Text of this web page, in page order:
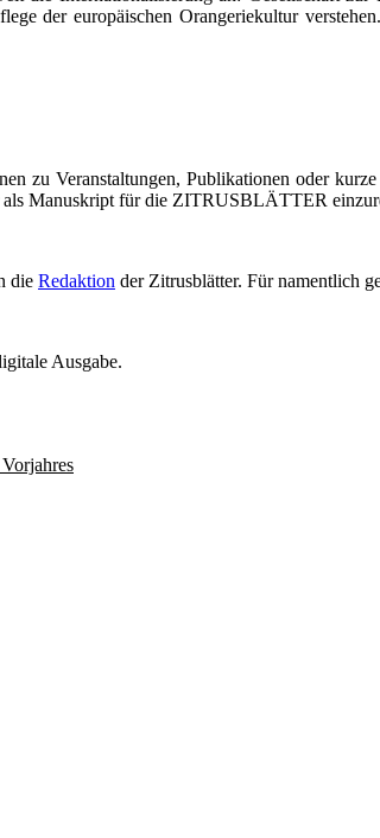
der europäischen Orangeriekultur
zu Veranstaltungen, Publikationen oder
als Manuskript für die ZITRUSBLÄTTER
die Redaktion der Zitrusblätter. Für namentlich
Ausgabe.